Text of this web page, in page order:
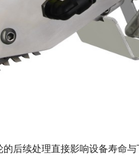
后续处理直接影响设备寿命